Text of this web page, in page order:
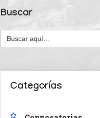
Buscar
Buscar:
Categorías